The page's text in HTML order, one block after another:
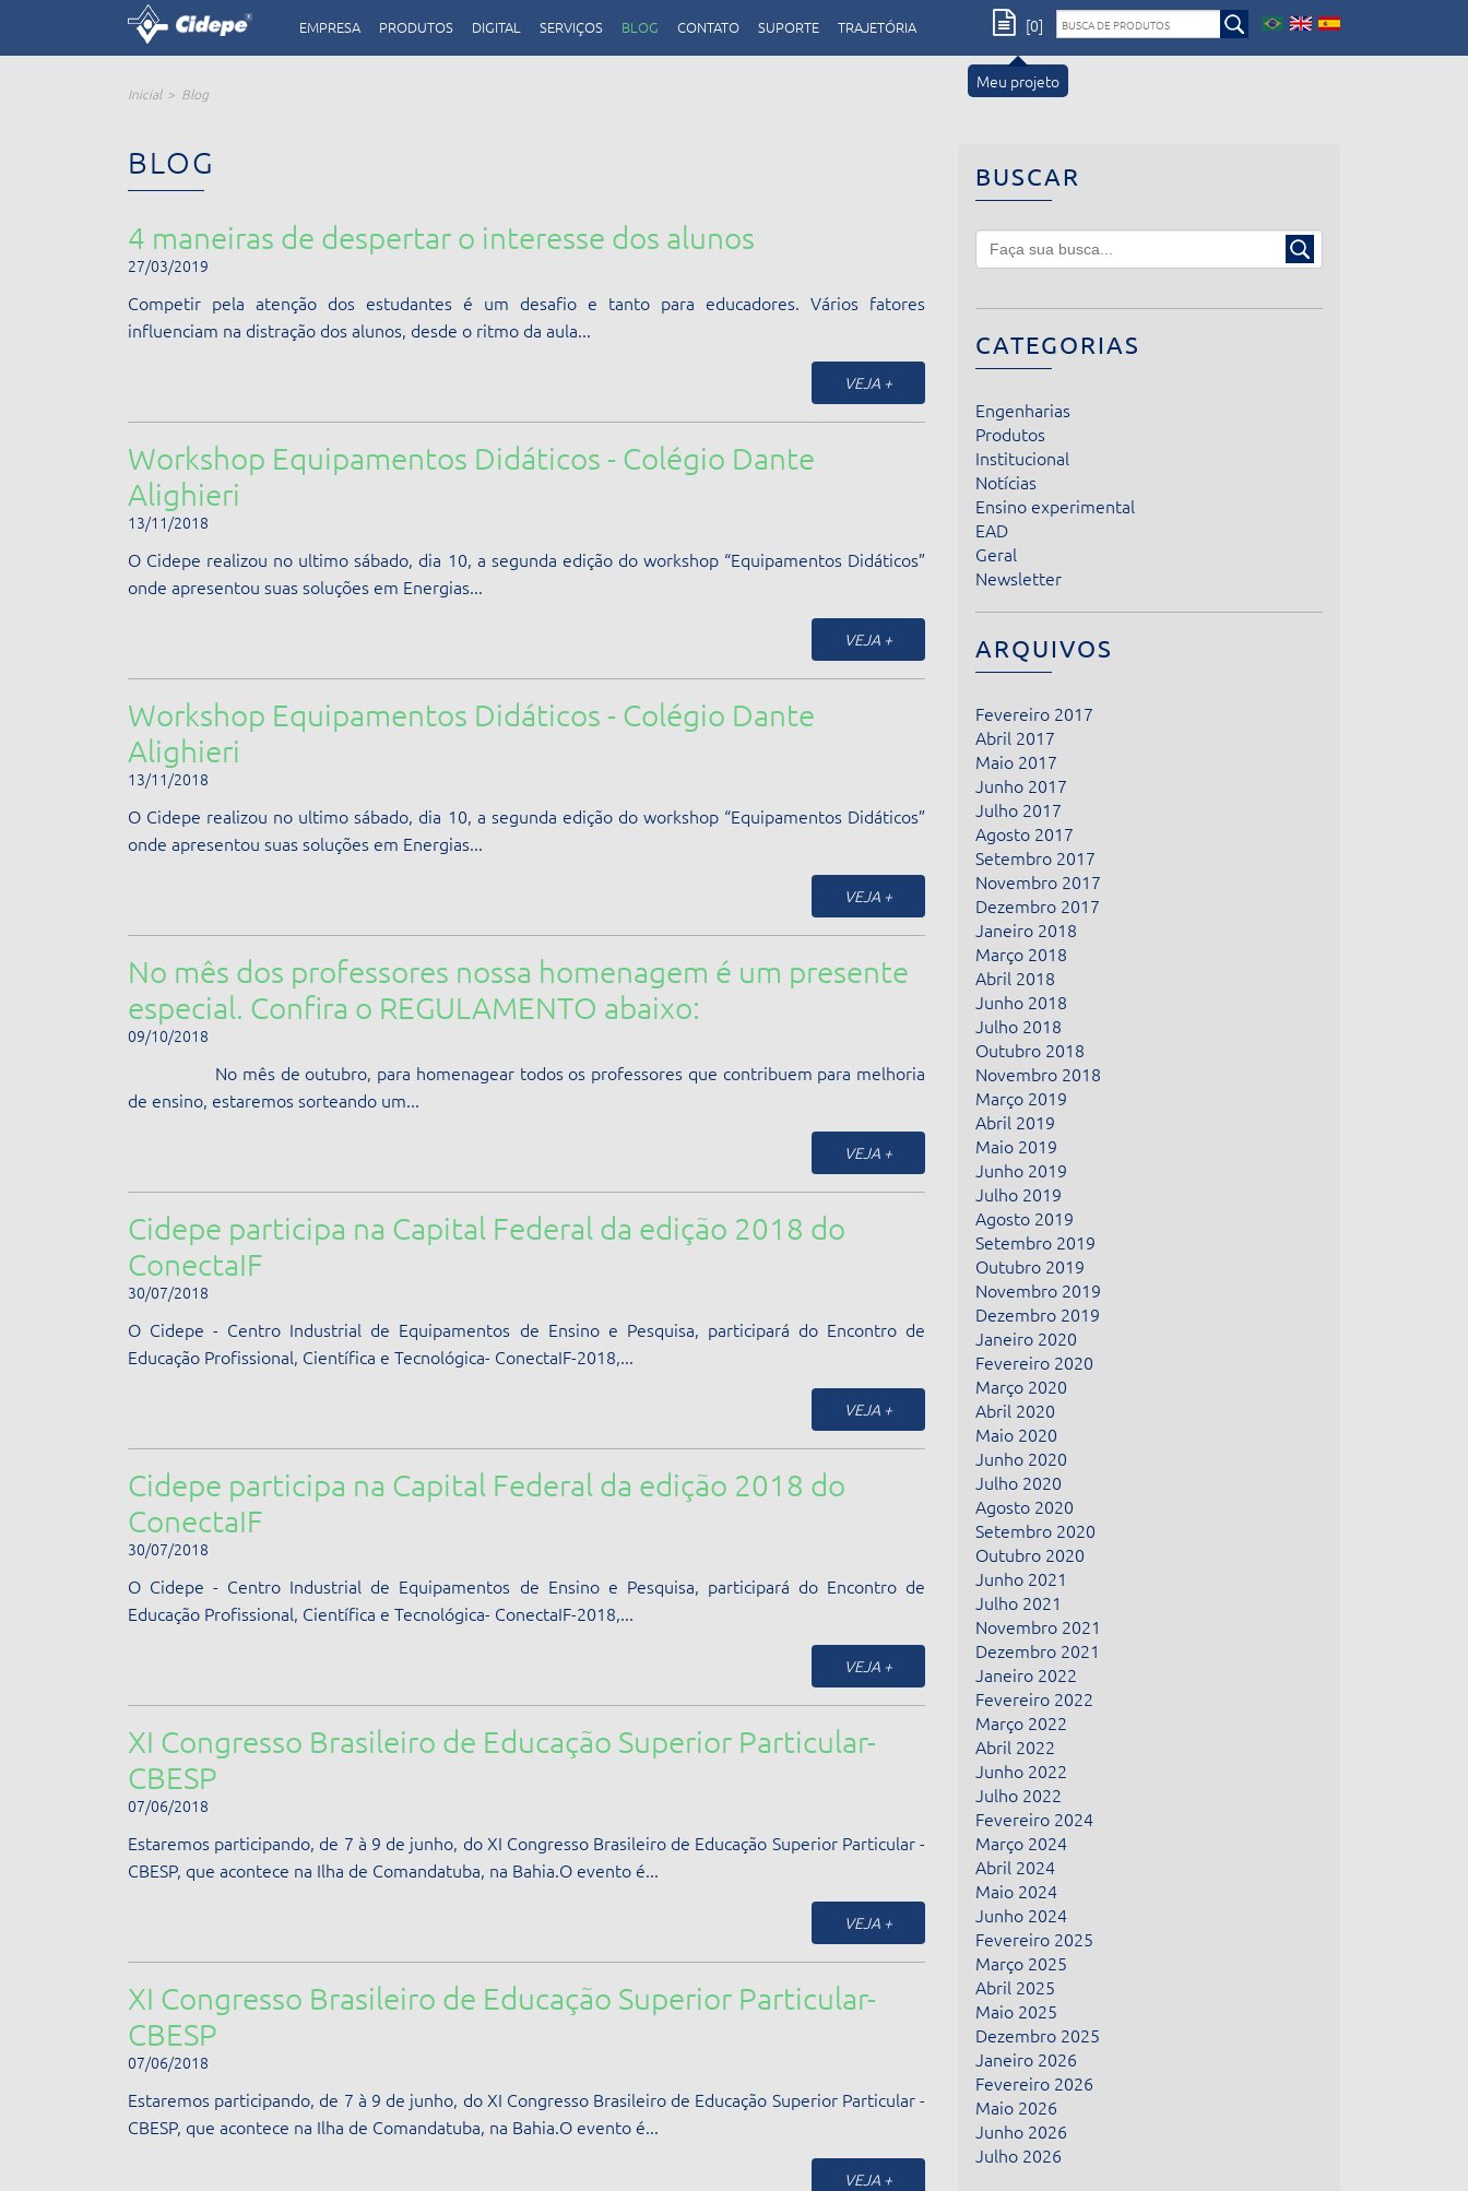
EMPRESA PRODUTOS DIGITAL SERVIÇOS BLOG CONTATO SUPORTE TRAJETÓRIA
Meu projeto
[0]
Inicial Blog
BLOG
4 maneiras de despertar o interesse dos alunos
27/03/2019
Competir pela atenção dos estudantes é um desafio e tanto para educadores. Vários fatores
influenciam na distração dos alunos, desde o ritmo da aula...
VEJA +
Workshop Equipamentos Didáticos - Colégio Dante
Alighieri
13/11/2018
O Cidepe realizou no ultimo sábado, dia 10, a segunda edição do workshop “Equipamentos Didáticos”
onde apresentou suas soluções em Energias...
VEJA +
Workshop Equipamentos Didáticos - Colégio Dante
Alighieri
13/11/2018
O Cidepe realizou no ultimo sábado, dia 10, a segunda edição do workshop “Equipamentos Didáticos”
onde apresentou suas soluções em Energias...
VEJA +
No mês dos professores nossa homenagem é um presente
especial. Confira o REGULAMENTO abaixo:
09/10/2018
No mês de outubro, para homenagear todos os professores que contribuem para melhoria
de ensino, estaremos sorteando um...
VEJA +
Cidepe participa na Capital Federal da edição 2018 do
ConectaIF
30/07/2018
O Cidepe - Centro Industrial de Equipamentos de Ensino e Pesquisa, participará do Encontro de
Educação Profissional, Científica e Tecnológica- ConectaIF-2018,...
VEJA +
Cidepe participa na Capital Federal da edição 2018 do
ConectaIF
30/07/2018
O Cidepe - Centro Industrial de Equipamentos de Ensino e Pesquisa, participará do Encontro de
Educação Profissional, Científica e Tecnológica- ConectaIF-2018,...
VEJA +
XI Congresso Brasileiro de Educação Superior Particular-
CBESP
07/06/2018
Estaremos participando, de 7 à 9 de junho, do XI Congresso Brasileiro de Educação Superior Particular -
CBESP, que acontece na Ilha de Comandatuba, na Bahia.O evento é...
VEJA +
XI Congresso Brasileiro de Educação Superior Particular-
CBESP
07/06/2018
Estaremos participando, de 7 à 9 de junho, do XI Congresso Brasileiro de Educação Superior Particular -
CBESP, que acontece na Ilha de Comandatuba, na Bahia.O evento é...
VEJA +
BUSCAR
CATEGORIAS
Engenharias
Produtos
Institucional
Notícias
Ensino experimental
EAD
Geral
Newsletter
ARQUIVOS
Fevereiro 2017
Abril 2017
Maio 2017
Junho 2017
Julho 2017
Agosto 2017
Setembro 2017
Novembro 2017
Dezembro 2017
Janeiro 2018
Março 2018
Abril 2018
Junho 2018
Julho 2018
Outubro 2018
Novembro 2018
Março 2019
Abril 2019
Maio 2019
Junho 2019
Julho 2019
Agosto 2019
Setembro 2019
Outubro 2019
Novembro 2019
Dezembro 2019
Janeiro 2020
Fevereiro 2020
Março 2020
Abril 2020
Maio 2020
Junho 2020
Julho 2020
Agosto 2020
Setembro 2020
Outubro 2020
Junho 2021
Julho 2021
Novembro 2021
Dezembro 2021
Janeiro 2022
Fevereiro 2022
Março 2022
Abril 2022
Junho 2022
Julho 2022
Fevereiro 2024
Março 2024
Abril 2024
Maio 2024
Junho 2024
Fevereiro 2025
Março 2025
Abril 2025
Maio 2025
Dezembro 2025
Janeiro 2026
Fevereiro 2026
Maio 2026
Junho 2026
Julho 2026